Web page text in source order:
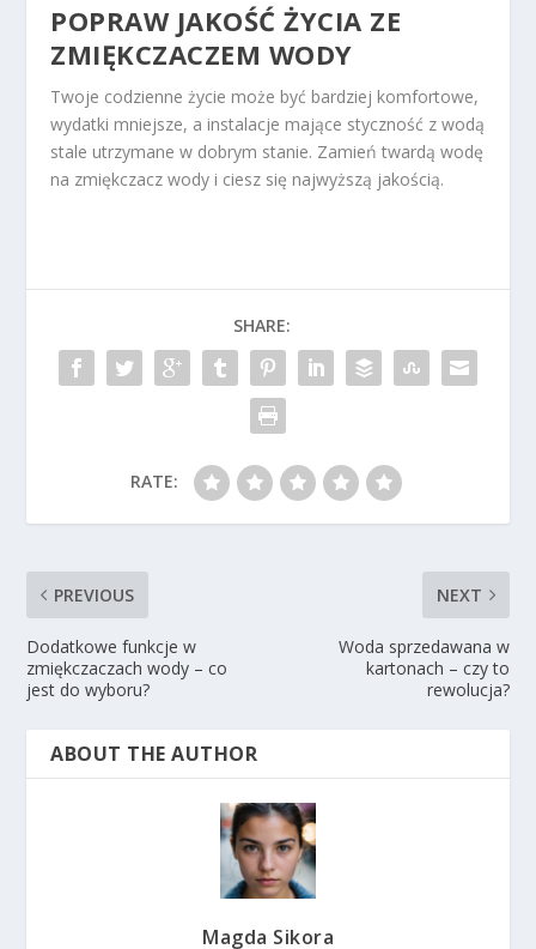
POPRAW JAKOŚĆ ŻYCIA ZE
ZMIĘKCZACZEM WODY
Twoje codzienne życie może być bardziej komfortowe,
wydatki mniejsze, a instalacje mające styczność z wodą
stale utrzymane w dobrym stanie. Zamień twardą wodę
na zmiękczacz wody i ciesz się najwyższą jakością.
SHARE:
RATE:
PREVIOUS
Dodatkowe funkcje w
zmiękczaczach wody – co
jest do wyboru?
NEXT
Woda sprzedawana w
kartonach – czy to
rewolucja?
ABOUT THE AUTHOR
Magda Sikora